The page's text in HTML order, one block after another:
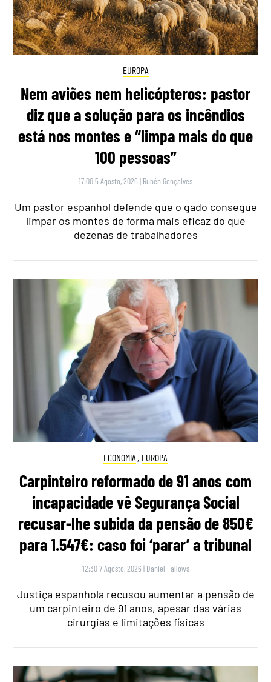
EUROPA
Nem aviões nem helicópteros: pastor
diz que a solução para os incêndios
está nos montes e “limpa mais do que
100 pessoas”
17:00 5 Agosto, 2026 | Rubén Gonçalves
Um pastor espanhol defende que o gado consegue
limpar os montes de forma mais eficaz do que
dezenas de trabalhadores
ECONOMIA , EUROPA
Carpinteiro reformado de 91 anos com
incapacidade vê Segurança Social
recusar-lhe subida da pensão de 850€
para 1.547€: caso foi ‘parar’ a tribunal
12:30 7 Agosto, 2026 | Daniel Fallows
Justiça espanhola recusou aumentar a pensão de
um carpinteiro de 91 anos, apesar das várias
cirurgias e limitações físicas